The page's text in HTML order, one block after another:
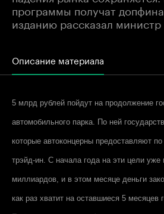
программы получат
изданию рассказал министр
Описание материала
5 млрд рублей пойдут на продолжение
автомобильного парка. По ней
которые автоконцерны предоставляют
трэйд-ин. С начала года на эти цели уже
миллиардов, и в этом месяце деньги
как раз хватит на оставшиеся 5 месяцев